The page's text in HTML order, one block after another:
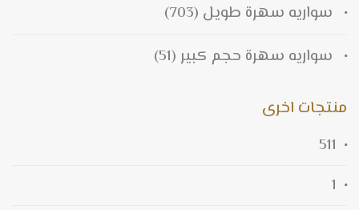
سواريه سهرة طويل (703)
سواريه سهرة حجم كبير (51)
منتجات اخرى
511
1